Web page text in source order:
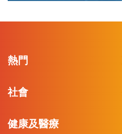
熱門
社會
健康及醫療